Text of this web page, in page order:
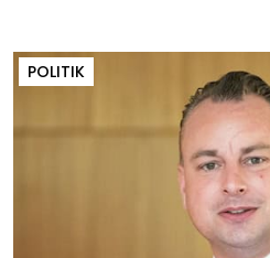
POLITIK